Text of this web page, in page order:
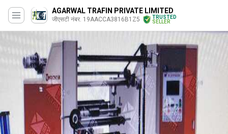
AGARWAL TRAFIN PRIVATE LIMITED
जीएसटी नंबर. 19AACCA3816B1Z5
TRUSTED
SELLER